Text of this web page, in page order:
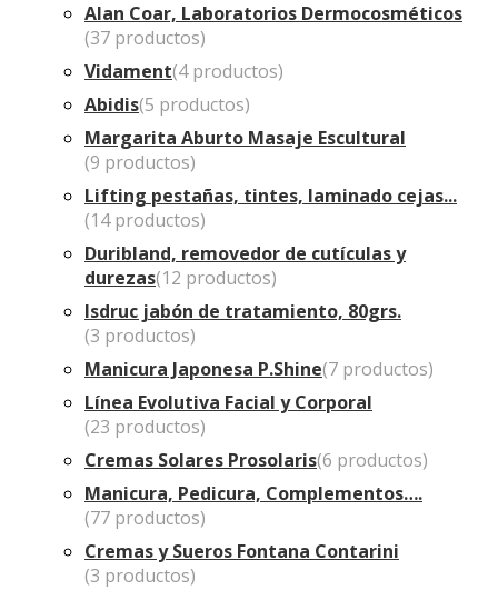
Alan Coar, Laboratorios Dermocosméticos
(37 productos)
Vidament(4 productos)
Abidis(5 productos)
Margarita Aburto Masaje Escultural
(9 productos)
Lifting pestañas, tintes, laminado cejas...
(14 productos)
Duribland, removedor de cutículas y
durezas(12 productos)
Isdruc jabón de tratamiento, 80grs.
(3 productos)
Manicura Japonesa P.Shine(7 productos)
Línea Evolutiva Facial y Corporal
(23 productos)
Cremas Solares Prosolaris(6 productos)
Manicura, Pedicura, Complementos….
(77 productos)
Cremas y Sueros Fontana Contarini
(3 productos)